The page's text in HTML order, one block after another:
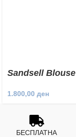
Sandsell Blouse
1.800,00 ден
БЕСПЛАТНА